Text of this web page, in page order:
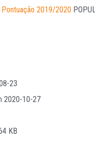
Pontuação 2019/2020
23
2020-10-27
KB